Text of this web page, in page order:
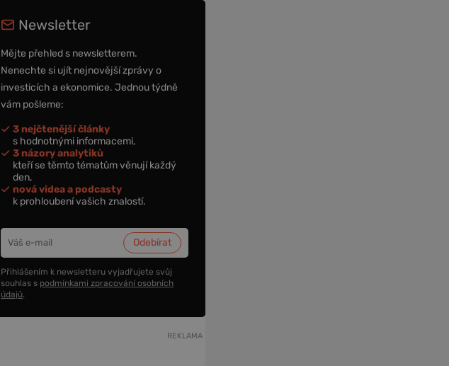
Newsletter
Mějte přehled s newsletterem.
Nenechte si ujít nejnovější zprávy o
investicích a ekonomice. Jednou týdně
vám pošleme:
3 nejčtenější články
s hodnotnými informacemi,
3 názory analytiků
kteří se těmto tématům věnují každý
den,
nová videa a podcasty
k prohloubení vašich znalostí.
Přihlášením k newsletteru vyjadřujete svůj
souhlas s podmínkami zpracování osobních
údajů.
REKLAMA